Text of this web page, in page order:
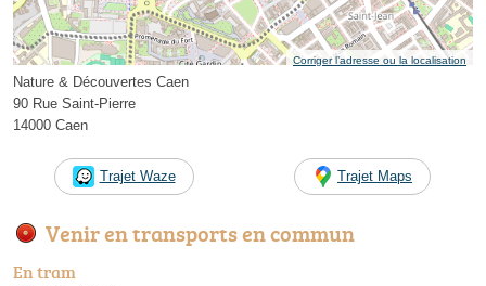
Corriger l’adresse ou la localisation
Nature & Découvertes Caen
90 Rue Saint-Pierre
14000 Caen
Trajet Waze Trajet Maps
Venir en transports en commun
En tram